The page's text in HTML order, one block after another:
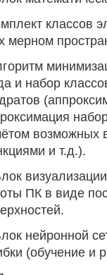
классов
мерном
и набор
возможных
и т.д.).
ПК в виде
нейронной
(обучение и